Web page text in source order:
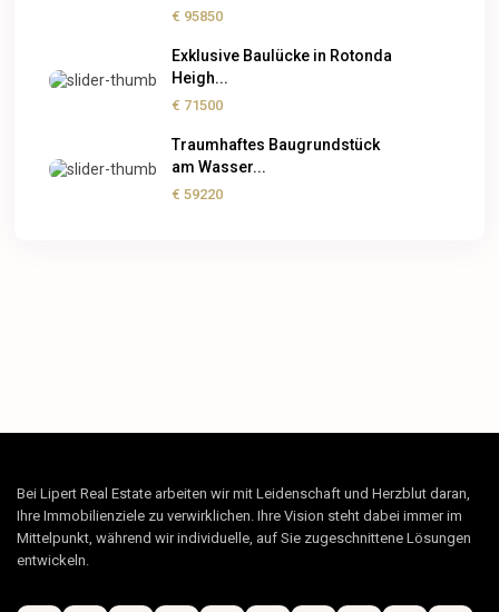
€ 95850
Exklusive Baulücke in Rotonda
Heigh...
€ 71500
Traumhaftes Baugrundstück
am Wasser...
€ 59220
Bei Lipert Real Estate arbeiten wir mit Leidenschaft und Herzblut daran,
Ihre Immobilienziele zu verwirklichen. Ihre Vision steht dabei immer im
Mittelpunkt, während wir individuelle, auf Sie zugeschnittene Lösungen
entwickeln.